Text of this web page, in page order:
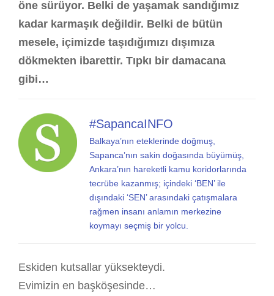
öne sürüyor. Belki de yaşamak sandığımız
kadar karmaşık değildir. Belki de bütün
mesele, içimizde taşıdığımızı dışımıza
dökmekten ibarettir. Tıpkı bir damacana
gibi…
#SapancaINFO
Balkaya’nın eteklerinde doğmuş,
Sapanca’nın sakin doğasında büyümüş,
Ankara’nın hareketli kamu koridorlarında
tecrübe kazanmış; içindeki ‘BEN’ ile
dışındaki ‘SEN’ arasındaki çatışmalara
rağmen insanı anlamın merkezine
koymayı seçmiş bir yolcu.
Eskiden kutsallar yüksekteydi.
Evimizin en başköşesinde…